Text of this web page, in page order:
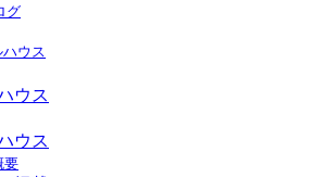
グ
ハウス
ウス
ウス
要